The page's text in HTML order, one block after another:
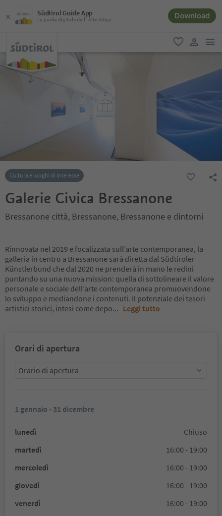
Südtirol Guide App
La guida digitale dell´Alto Adige Download
favoriti
user link
Cultura e luoghi di interesse
Galerie Civica Bressanone
Bressanone città, Bressanone, Bressanone e dintorni
Rinnovata nel 2019 e focalizzata sull’arte contemporanea, la
galleria in centro a Bressanone sarà diretta dal Südtiroler
Künstlerbund che dal 2020 ne prenderà in mano le redini
puntando su una nuova mission: quella di sottolineare il valore
personale e sociale dell’arte contemporanea promuovendone
lo sviluppo e mediandone i contenuti. Il potenziale dei tesori
artistici storici, intesi come depo... Leggi tutto
Orari di apertura
Orario di apertura
1 gennaio - 31 dicembre
lunedì
Chiuso
martedì
16:00 - 19:00
mercoledì
16:00 - 19:00
giovedì
16:00 - 19:00
venerdì
16:00 - 19:00